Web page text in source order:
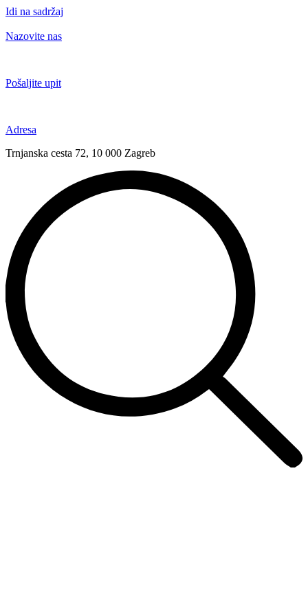
Idi na sadržaj
Nazovite nas
Pošaljite upit
Adresa
Trnjanska cesta 72, 10 000 Zagreb